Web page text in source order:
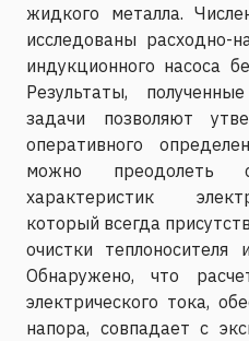
жидкого металла.
исследованы расходно-
индукционного насоса
Результаты,
задачи позволяют
оперативного
можно преодолеть
характеристик
который всегда
очистки теплоносителя
Обнаружено, что
электрического тока,
напора, совпадает с